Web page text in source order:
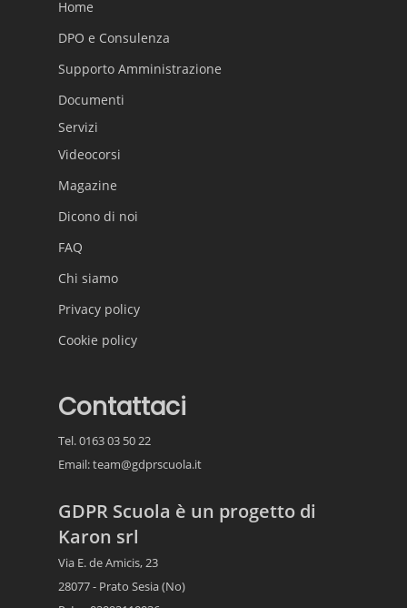
Home
DPO e Consulenza
Supporto Amministrazione
Documenti
Servizi
Videocorsi
Magazine
Dicono di noi
FAQ
Chi siamo
Privacy policy
Cookie policy
Contattaci
Tel. 0163 03 50 22
Email:team@gdprscuola.it
GDPR Scuola è un progetto di
Karon srl
Via E. de Amicis, 23
28077 - Prato Sesia (No)